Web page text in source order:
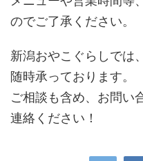
のでご了承ください。
新潟おやこぐらしでは
随時承っております。
ご相談も含め、お問い
連絡ください！